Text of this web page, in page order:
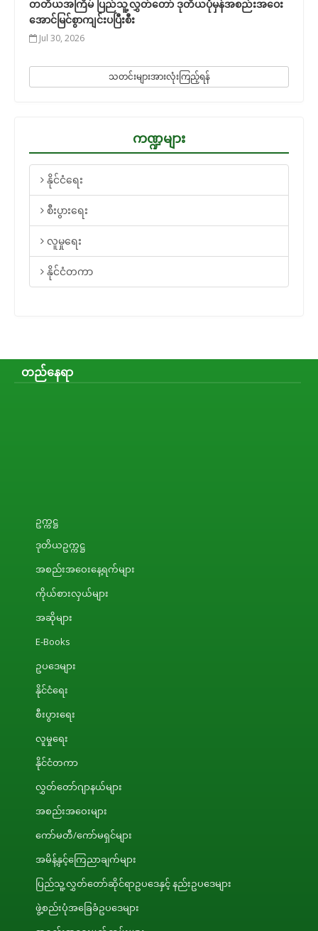
တတိယအကြိမ် ပြည်သူ့လွှတ်တော် ဒုတိယပုံမှန်အစည်းအဝေး
အောင်မြင်စွာကျင်းပပြီးစီး
Jul 30, 2026
သတင်းများအားလုံးကြည့်ရန်
ကဏ္ဍများ
နိုင်ငံရေး
စီးပွားရေး
လူမှုရေး
နိုင်ငံတကာ
တည်နေရာ
ဥက္ကဋ္ဌ
ဒုတိယဥက္ကဋ္ဌ
အစည်းအဝေးနေ့ရက်များ
ကိုယ်စားလှယ်များ
အဆိုများ
E-Books
ဥပဒေများ
နိုင်ငံရေး
စီးပွားရေး
လူမှုရေး
နိုင်ငံတကာ
လွှတ်တော်ဂျာနယ်များ
အစည်းအဝေးများ
ကော်မတီ/ကော်မရှင်များ
အမိန့်နှင့်ကြေညာချက်များ
ပြည်သူ့လွှတ်တော်ဆိုင်ရာဥပဒေနှင့် နည်းဥပဒေများ
ဖွဲ့စည်းပုံအခြေခံဥပဒေများ